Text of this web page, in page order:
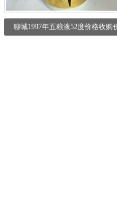
聊城1997年五粮液52度价格收购